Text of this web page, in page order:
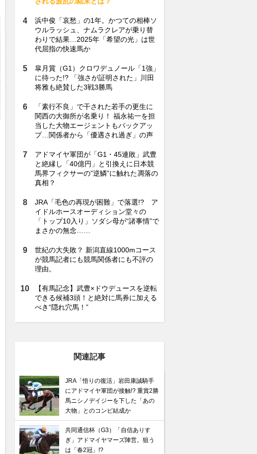
浜中俊「哀愁」の1年。かつての相棒ソ
ウルラッシュ、ナムラクレアが乗り替
わりで結果…2025年「希望の光」は世
代屈指の快速馬か
皐月賞（G1）クロワデュノール「1強」
に待った!? 「強さが証明された」川田
将雅も絶賛した3戦3勝馬
「素行不良」で干された若手の更生に
関西の大御所が名乗り！ 福永祐一を担
当した大物エージェントもバックアッ
プ…関係者から「優遇され過ぎ」の声
アドマイヤ軍団が「G1・45連敗」武豊
と絶縁し「40億円」と引換えに日本競
馬界フィクサーの”逆鱗”に触れた凋落の
真相？
JRA「毛色の再現が困難」で落選!? ア
イドルホースオーディション堂々の
「トップ10入り」ソダシ母が“諸事情”で
まさかの無念……
世紀の大失敗？ 新潟直線1000mコース
が競馬記者にも競馬関係者にも不評の
理由。
【有馬記念】武豊×ドウデュースを逆転
できる候補3頭！と絶対に馬券に加える
べき“隠れ穴馬！”
関連記事
JRA「悟りの復活」岩田康誠騎手
にアドマイヤ軍団が接触!? 重賞2勝
馬ニシノデイジーを下した「あの
大物」とのコンビ結成か
共同通信杯（G3）「自信ありす
ぎ」アドマイヤマーズ陣営。狙う
は「春2冠」!?